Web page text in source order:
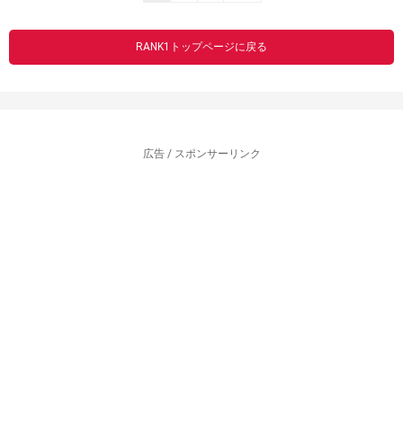
RANK1トップページに戻る
広告 / スポンサーリンク